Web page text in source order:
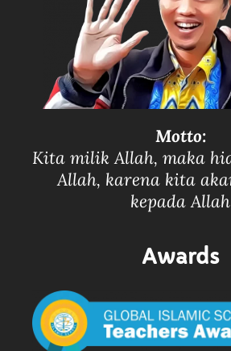
Motto:
Kita milik Allah, maka
Allah, karena kita
kepada Allah
Awards